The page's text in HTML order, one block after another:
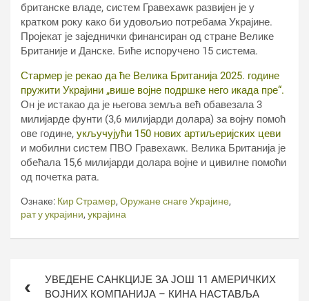
британске владе, систем Гравехаwк развијен је у
кратком року како би удовољио потребама Украјине.
Пројекат је заједнички финансиран од стране Велике
Британије и Данске. Биће испоручено 15 система.
Стармер је рекао да ће Велика Британија 2025. године
пружити Украјини „више војне подршке него икада пре“.
Он је истакао да је његова земља већ обавезала 3
милијарде фунти (3,6 милијарди долара) за војну помоћ
ове године, укључујући 150 нових артиљеријских цеви
и мобилни систем ПВО Гравехаwк. Велика Британија је
обећала 15,6 милијарди долара војне и цивилне помоћи
од почетка рата.
Ознаке: Кир Страмер, Оружане снаге Украјине,
рат у украјини, украјина
чланкаУВЕДЕНЕ САНКЦИЈЕ ЗА ЈОШ 11 АМЕРИЧКИХ
ВОЈНИХ КОМПАНИЈА – КИНА НАСТАВЉА